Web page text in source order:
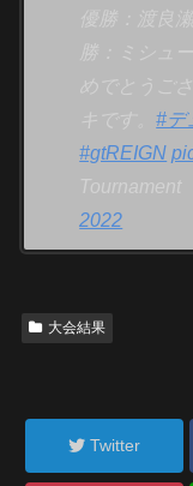
優勝：渡良瀬
勝：ミシュ
めでとうご
キです。#デ
#gtREIGN
Tournament
2022
大会結果
Twitter